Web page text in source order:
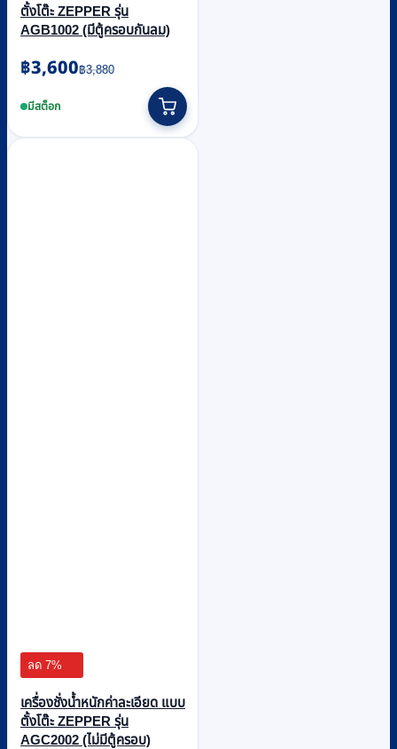
ตั้งโต๊ะ ZEPPER รุ่น
AGB1002 (มีตู้ครอบกันลม)
฿3,880
Original
price
was:
฿3,600
Current
price
is:มีสต็อก
ลด 7%
เครื่องชั่งน้ำหนักค่าละเอียด แบบ
ตั้งโต๊ะ ZEPPER รุ่น
AGC2002 (ไม่มีตู้ครอบ)